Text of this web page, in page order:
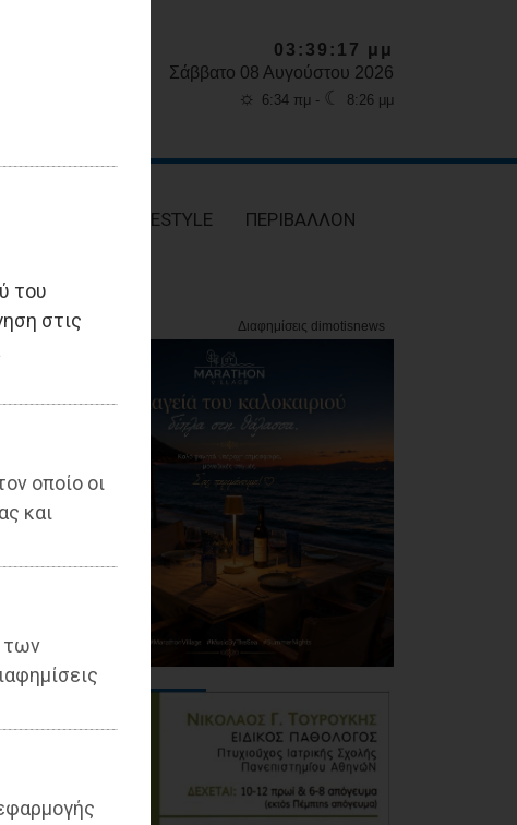
του
στις
οποίο οι
και
των
03:39:18 μμ
Σάββατο 08 Αυγούστου 2026
☼ 6:34 πμ - ☾ 8:26 μμ
LIFESTYLE ΠΕΡΙΒΑΛΛΟΝ